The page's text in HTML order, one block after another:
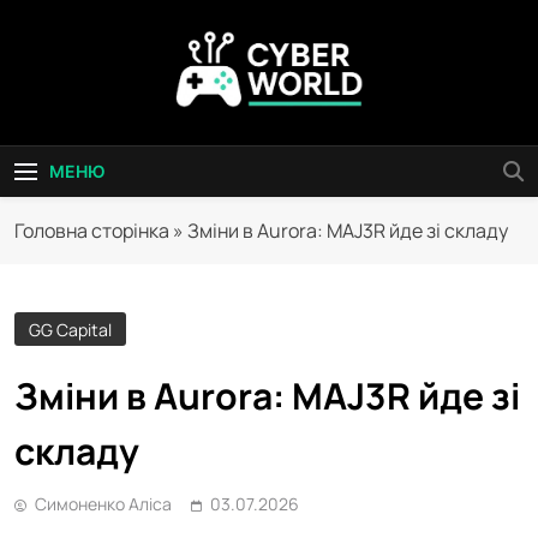
Сyber World
МЕНЮ
Головна сторінка » Зміни в Aurora: MAJ3R йде зі складу
GG Capital
Зміни в Aurora: MAJ3R йде зі
складу
Симоненко Аліса 03.07.2026